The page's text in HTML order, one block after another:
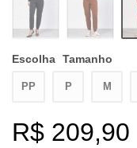
Escolha Tamanho
PP P M
R$ 209,90